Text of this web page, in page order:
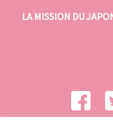
LA MISSION DU